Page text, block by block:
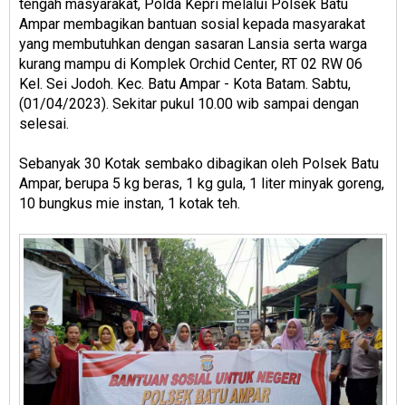
tengah masyarakat, Polda Kepri melalui Polsek Batu
Ampar membagikan bantuan sosial kepada masyarakat
yang membutuhkan dengan sasaran Lansia serta warga
kurang mampu di Komplek Orchid Center, RT 02 RW 06
Kel. Sei Jodoh. Kec. Batu Ampar - Kota Batam. Sabtu,
(01/04/2023). Sekitar pukul 10.00 wib sampai dengan
selesai.
Sebanyak 30 Kotak sembako dibagikan oleh Polsek Batu
Ampar, berupa 5 kg beras, 1 kg gula, 1 liter minyak goreng,
10 bungkus mie instan, 1 kotak teh.